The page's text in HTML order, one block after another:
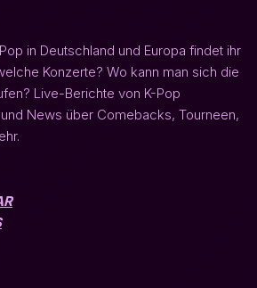
in Deutschland und Europa findet ihr
Konzerte? Wo kann man sich die
Live-Berichte von K-Pop
News über Comebacks, Tourneen,